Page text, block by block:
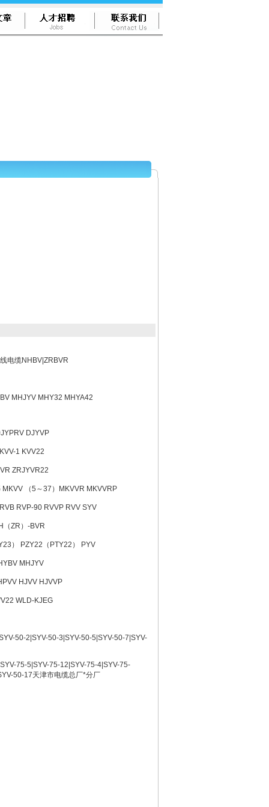
电缆NHBV|ZRBVR
MHJYV MHY32 MHYA42
DJYVP
1 KVV22
ZRJYVR22
（5～37）MKVVR MKVVRP
RVP-90 RVVP RVV SYV
（ZR）-BVR
） PZY22（PTY22） PYV
MHJYV
HJVV HJVVP
WLD-KJEG
50-2|SYV-50-3|SYV-50-5|SYV-50-7|SYV-
75-5|SYV-75-12|SYV-75-4|SYV-75-
50-17天津市电缆总厂*分厂